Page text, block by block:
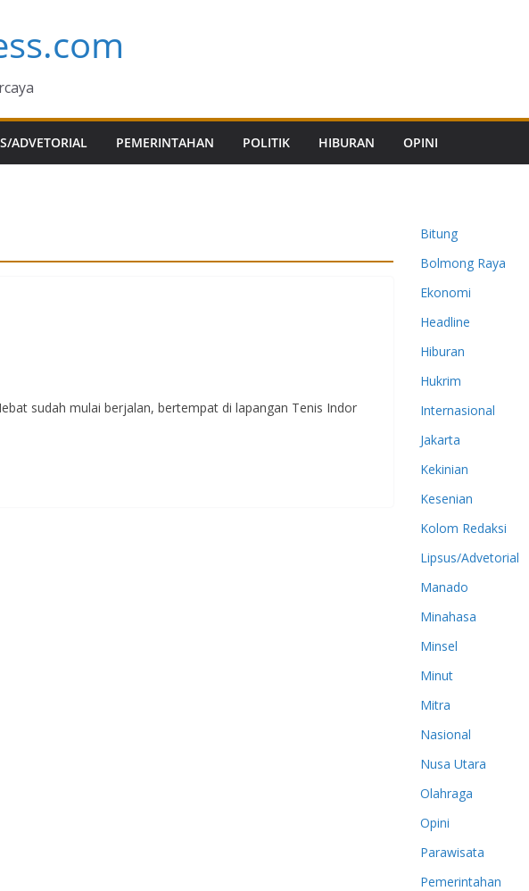
ADVETORIAL PEMERINTAHAN POLITIK HIBURAN OPINI
sudah mulai berjalan, bertempat di lapangan Tenis Indor
Bitung
Bolmong Raya
Ekonomi
Headline
Hiburan
Hukrim
Internasional
Jakarta
Kekinian
Kesenian
Kolom Redaksi
Lipsus/Advetorial
Manado
Minahasa
Minsel
Minut
Mitra
Nasional
Nusa Utara
Olahraga
Opini
Parawisata
Pemerintahan